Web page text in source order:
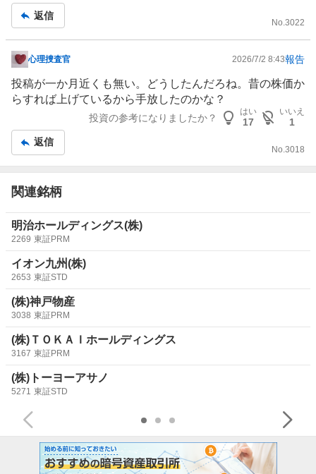
返信
No.3022
掲
示
板
事
心理捜査官 2026/7/2 8:43報告
投稿が一か月近くも無い。どうしたんだろね。昔の株価か
らすれば上げているから手放したのかな？
投資の参考になりましたか？
はい
17
いいえ
1
返信
No. 3018
関連銘柄
明治ホールディングス(株)
2269 東証PRM
イオン九州(株)
2653 東証STD
(株)神戸物産
3038 東証PRM
(株)ＴＯＫＡＩホールディングス
3167 東証PRM
(株)トーヨーアサノ
5271 東証STD